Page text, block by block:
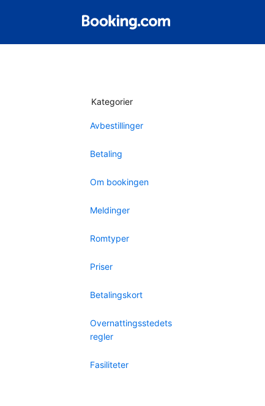
Kategorier
Avbestillinger
Betaling
Om bookingen
Meldinger
Romtyper
Priser
Betalingskort
Overnattingsstedets
regler
Fasiliteter